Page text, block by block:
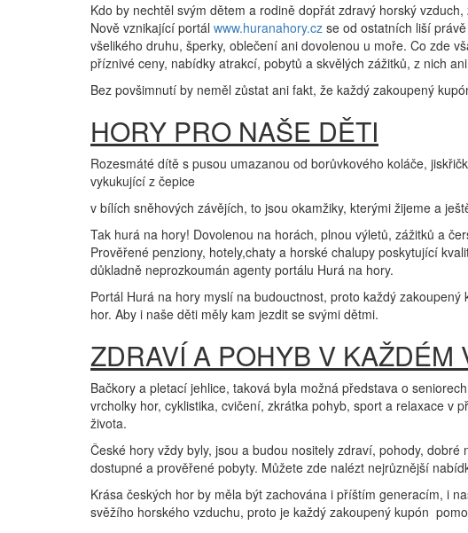
Kdo by nechtěl svým dětem a rodině dopřát zdravý horský
Nově vznikající portál www.huranahory.cz se od ostatních liší
všelikého druhu, šperky, oblečení ani dovolenou u moře. Co zde
příznivé ceny, nabídky atrakcí, pobytů a skvělých zážitků, z nich
Bez povšimnutí by neměl zůstat ani fakt, že každý zakoupený
HORY PRO NAŠE DĚTI
Rozesmáté dítě s pusou umazanou od borůvkového koláče,
vykukující z čepice
v bílích sněhových závějích, to jsou okamžiky, kterými žijeme a
Tak hurá na hory! Dovolenou na horách, plnou výletů, zážitků a
Prověřené penziony, hotely,chaty a horské chalupy poskytující
důkladně neprozkoumán agenty portálu Hurá na hory.
Portál Hurá na hory myslí na budouctnost, proto každý
hor. Aby i naše děti měly kam jezdit se svými dětmi.
ZDRAVÍ A POHYB V KAŽDÉM
Bačkory a pletací jehlice, taková byla možná představa o
vrcholky hor, cyklistika, cvičení, zkrátka pohyb, sport a relaxace v
života.
České hory vždy byly, jsou a budou nositely zdraví, pohody,
dostupné a prověřené pobyty. Můžete zde nalézt nejrůznější
Krása českých hor by měla být zachována i příštím generacím, i
svěžího horského vzduchu, proto je každý zakoupený kupón